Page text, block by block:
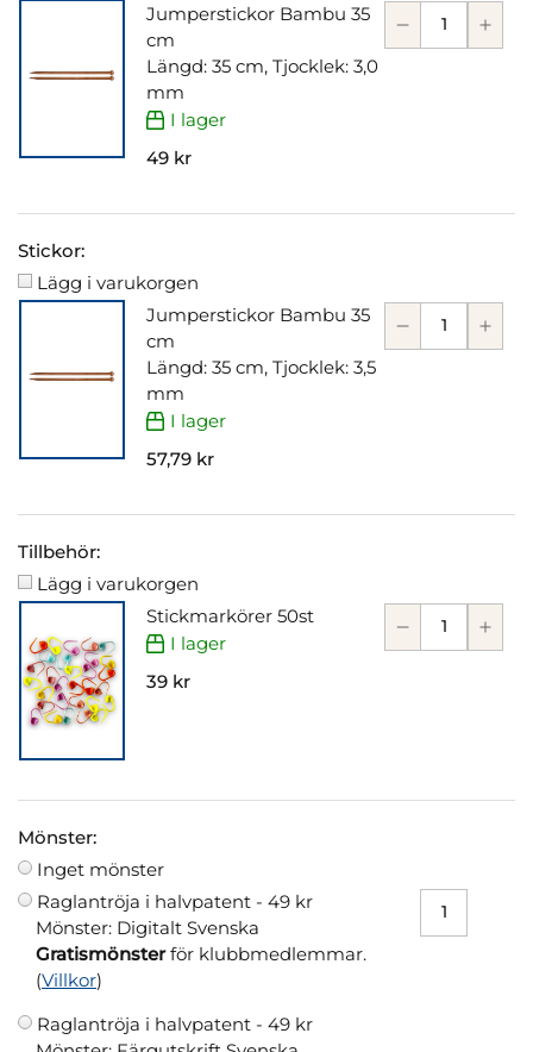
Jumperstickor Bambu 35
cm
Längd: 35 cm, Tjocklek: 3,0
mm
I lager
49 kr
Stickor:
Lägg i varukorgen
Jumperstickor Bambu 35
cm
Längd: 35 cm, Tjocklek: 3,5
mm
I lager
57,79 kr
Tillbehör:
Lägg i varukorgen
Stickmarkörer 50st
I lager
39 kr
Mönster:
Inget mönster
Raglantröja i halvpatent - 49 kr
Mönster: Digitalt Svenska
Gratismönsterför klubbmedlemmar.
(Villkor)
Raglantröja i halvpatent - 49 kr